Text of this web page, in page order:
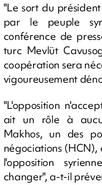
"Le sort du
par le peuple
conférence de
turc Mevlüt
coopération sera
vigoureusement
"L'opposition
ait un rôle à
Makhos, un des
négociations (HCN),
l'opposition
changer", a-t-il